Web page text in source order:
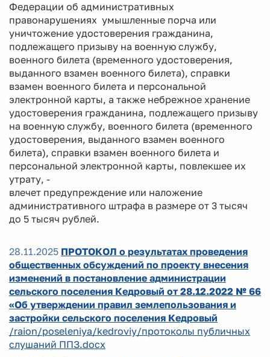
Федерации об административных
правонарушениях умышленные порча или
уничтожение удостоверения гражданина,
подлежащего призыву на военную службу,
военного билета (временного удостоверения,
выданного взамен военного билета), справки
взамен военного билета и персональной
электронной карты, а также небрежное хранение
удостоверения гражданина, подлежащего призыву
на военную службу, военного билета (временного
удостоверения, выданного взамен военного
билета), справки взамен военного билета и
персональной электронной карты, повлекшее их
утрату, -
влечет предупреждение или наложение
административного штрафа в размере от 3 тысяч
до 5 тысяч рублей.
28.11.2025 ПРОТОКОЛ о результатах проведения
общественных обсуждений по проекту внесения
изменений в постановление администрации
сельского поселения Кедровый от 28.12.2022 № 66
«Об утверждении правил землепользования и
застройки сельского поселения Кедровый
/raion/poseleniya/kedroviy/протоколы публичных
слушаний ППЗ.docx